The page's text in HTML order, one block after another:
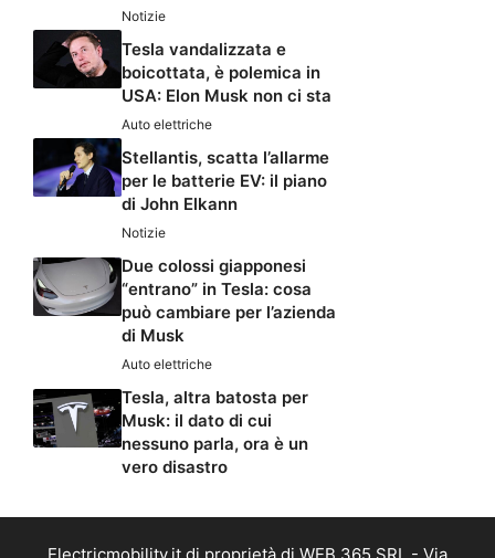
Notizie
Tesla vandalizzata e
boicottata, è polemica in
USA: Elon Musk non ci sta
Auto elettriche
Stellantis, scatta l’allarme
per le batterie EV: il piano
di John Elkann
Notizie
Due colossi giapponesi
“entrano” in Tesla: cosa
può cambiare per l’azienda
di Musk
Auto elettriche
Tesla, altra batosta per
Musk: il dato di cui
nessuno parla, ora è un
vero disastro